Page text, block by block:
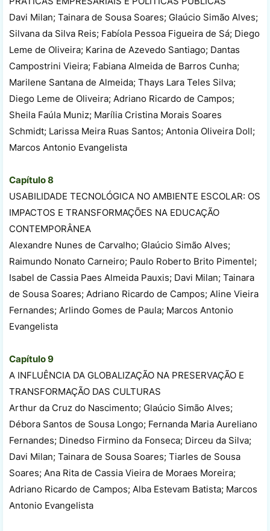
Davi Milan; Tainara de Sousa Soares; Glaúcio Simão Alves;
Silvana da Silva Reis; Fabíola Pessoa Figueira de Sá; Diego
Leme de Oliveira; Karina de Azevedo Santiago; Dantas
Campostrini Vieira; Fabiana Almeida de Barros Cunha;
Marilene Santana de Almeida; Thays Lara Teles Silva;
Diego Leme de Oliveira; Adriano Ricardo de Campos;
Sheila Faúla Muniz; Marília Cristina Morais Soares
Schmidt; Larissa Meira Ruas Santos; Antonia Oliveira Doll;
Marcos Antonio Evangelista
Capítulo 8
USABILIDADE TECNOLÓGICA NO AMBIENTE ESCOLAR: OS
IMPACTOS E TRANSFORMAÇÕES NA EDUCAÇÃO
CONTEMPORÂNEA
Alexandre Nunes de Carvalho; Glaúcio Simão Alves;
Raimundo Nonato Carneiro; Paulo Roberto Brito Pimentel;
Isabel de Cassia Paes Almeida Pauxis; Davi Milan; Tainara
de Sousa Soares; Adriano Ricardo de Campos; Aline Vieira
Fernandes; Arlindo Gomes de Paula; Marcos Antonio
Evangelista
Capítulo 9
A INFLUÊNCIA DA GLOBALIZAÇÃO NA PRESERVAÇÃO E
TRANSFORMAÇÃO DAS CULTURAS
Arthur da Cruz do Nascimento; Glaúcio Simão Alves;
Débora Santos de Sousa Longo; Fernanda Maria Aureliano
Fernandes; Dinedso Firmino da Fonseca; Dirceu da Silva;
Davi Milan; Tainara de Sousa Soares; Tiarles de Sousa
Soares; Ana Rita de Cassia Vieira de Moraes Moreira;
Adriano Ricardo de Campos; Alba Estevam Batista; Marcos
Antonio Evangelista